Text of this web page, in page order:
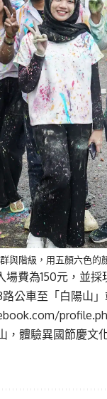
與階級，用五顏六色
費為150元，並
公車至「白陽山
體驗異國節慶文